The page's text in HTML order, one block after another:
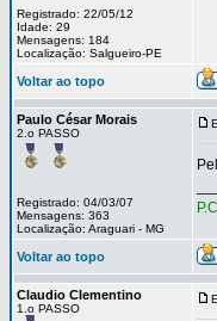
Registrado: 22/05/12
Idade: 29
Mensagens: 184
Localização: Salgueiro-PE
Voltar ao topo
Paulo César Morais
2.o PASSO
Registrado: 04/03/07
Mensagens: 363
Localização: Araguari - MG
Voltar ao topo
Claudio Clementino
1.o PASSO